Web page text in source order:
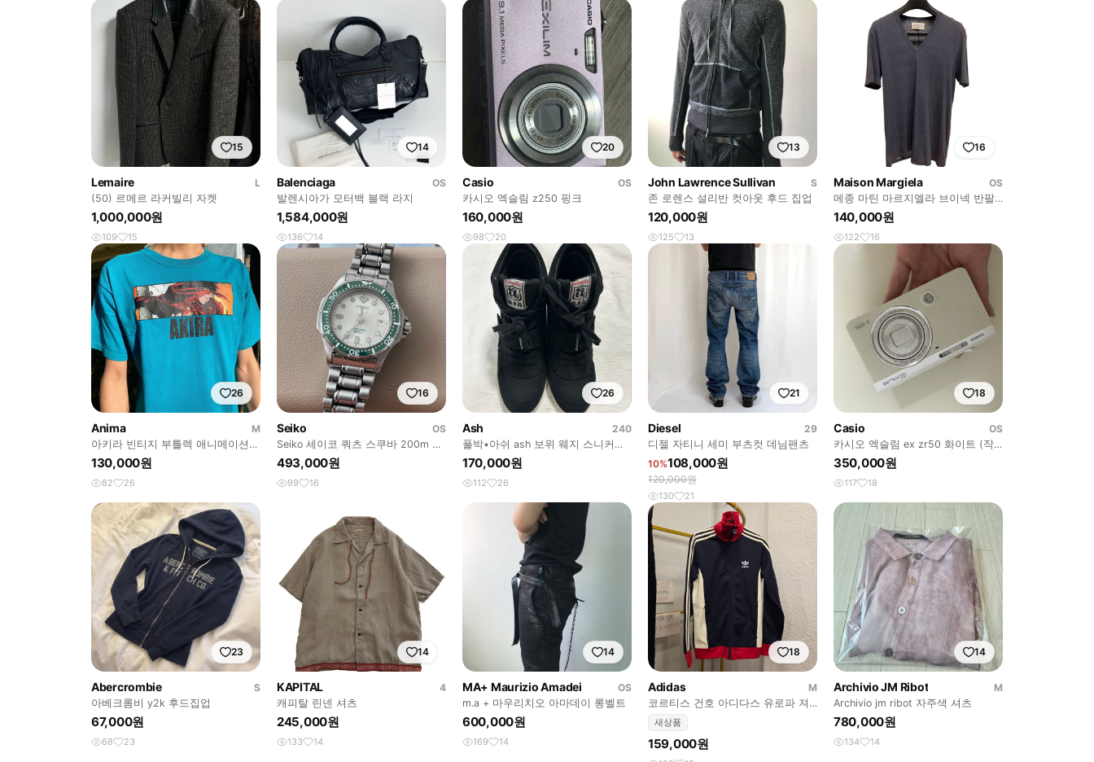
15
Lemaire
L
(50) 르메르 라커빌리 자켓
1,000,000원
109 15
14
Balenciaga
OS
발렌시아가 모터백 블랙 라지
1,584,000원
136 14
20
Casio
OS
카시오 엑슬림 z250 핑크
160,000원
98 20
13
John Lawrence Sullivan
S
존 로렌스 설리반 컷아웃 후드 집업
120,000원
125 13
16
Maison Margiela
OS
메종 마틴 마르지엘라 브이넥 반팔
티셔츠
140,000원
122 16
26
Anima
M
아키라 빈티지 부틀렉 애니메이션
티셔츠
130,000원
82 26
16
Seiko
OS
Seiko 세이코 쿼츠 스쿠바 200m 유
니크 그린 1990
493,000원
99 16
26
Ash
240
풀박•아쉬 ash 보위 웨지 스니커즈
37
170,000원
112 26
21
Diesel
29
디젤 자티니 세미 부츠컷 데님팬츠
10%108,000원
120,000원
130 21
18
Casio
OS
카시오 엑슬림 ex zr50 화이트 (작
례있음)
350,000원
117 18
23
Abercrombie
S
아베크롬비 y2k 후드집업
67,000원
68 23
14
KAPITAL
4
캐피탈 린넨 셔츠
245,000원
133 14
14
MA+ Maurizio Amadei
OS
m.a + 마우리치오 아마데이 롱벨트
600,000원
169 14
18
Adidas
M
코르티스 건호 아디다스 유로파 져
지 95 사이즈 택 채 새상품
새상품
159,000원
14
Archivio JM Ribot
M
Archivio jm ribot 자주색 셔츠
780,000원
134 14